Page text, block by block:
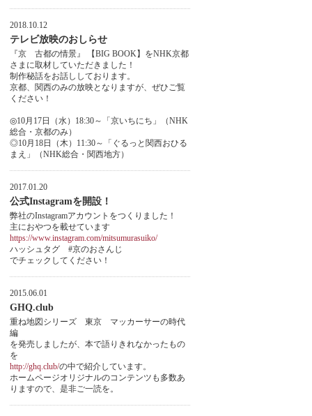
2018.10.12
テレビ放映のおしらせ
『京 古都の情景』 【BIG BOOK】をNHK京都
さまに取材していただきました！
制作秘話をお話ししております。
京都、関西のみの放映となりますが、ぜひご覧
ください！
◎10月17日（水）18:30～「京いちにち」（NHK
総合・京都のみ）
◎10月18日（木）11:30～「ぐるっと関西おひる
まえ」（NHK総合・関西地方）
2017.01.20
公式Instagramを開設！
弊社のInstagramアカウントをつくりました！
主におやつを載せています
https://www.instagram.com/mitsumurasuiko/
ハッシュタグ #京のおさんじ
でチェックしてください！
2015.06.01
GHQ.club
重ね地図シリーズ 東京 マッカーサーの時代
編
を発売しましたが、本で語りきれなかったもの
を
http://ghq.club/の中で紹介しています。
ホームページオリジナルのコンテンツも多数あ
りますので、是非ご一読を。